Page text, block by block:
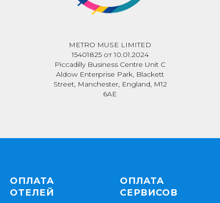
METRO MUSE LIMITED
15401825 от 10.01.2024
Piccadilly Business Centre Unit C
Aldow Enterprise Park, Blackett
Street, Manchester, England, M12
6AE
ОПЛАТА
ОТЕЛЕЙ
ОПЛАТА
СЕРВИСОВ